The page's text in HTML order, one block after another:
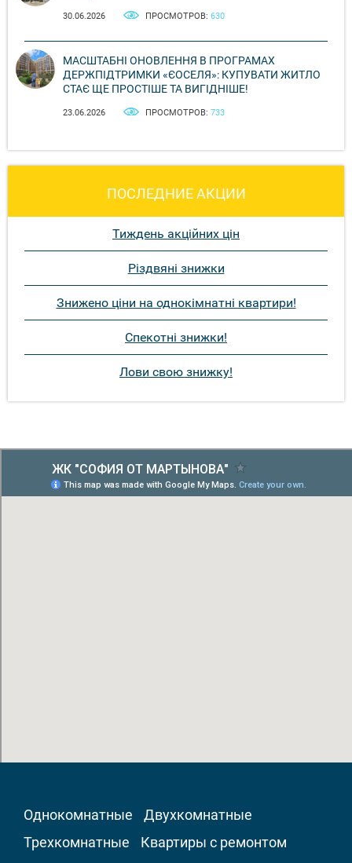
30.06.2026 ПРОСМОТРОВ: 630
МАСШТАБНІ ОНОВЛЕННЯ В ПРОГРАМАХ
ДЕРЖПІДТРИМКИ «ЄОСЕЛЯ»: КУПУВАТИ ЖИТЛО
СТАЄ ЩЕ ПРОСТІШЕ ТА ВИГІДНІШЕ!
23.06.2026 ПРОСМОТРОВ: 733
ПОСЛЕДНИЕ АКЦИИ
Тиждень акційних цін
Різдвяні знижки
Знижено ціни на однокімнатні квартири!
Спекотні знижки!
Лови свою знижку!
Однокомнатные
Двухкомнатные
Трехкомнатные
Квартиры с ремонтом